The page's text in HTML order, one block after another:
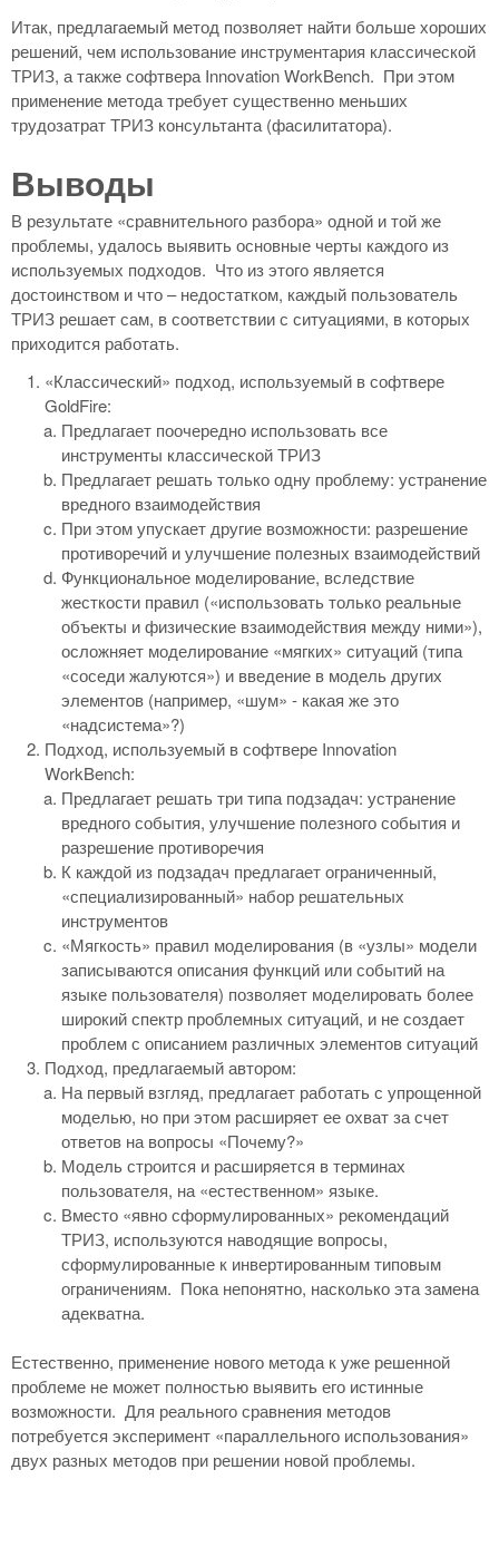
Итак, предлагаемый метод позволяет найти больше хороших
решений, чем использование инструментария классической
ТРИЗ, а также софтвера Innovation WorkBench. При этом
применение метода требует существенно меньших
трудозатрат ТРИЗ консультанта (фасилитатора).
Выводы
В результате «сравнительного разбора» одной и той же
проблемы, удалось выявить основные черты каждого из
используемых подходов. Что из этого является
достоинством и что – недостатком, каждый пользователь
ТРИЗ решает сам, в соответствии с ситуациями, в которых
приходится работать.
«Классический» подход, используемый в софтвере
GoldFire:
Предлагает поочередно использовать все
инструменты классической ТРИЗ
Предлагает решать только одну проблему: устранение
вредного взаимодействия
При этом упускает другие возможности: разрешение
противоречий и улучшение полезных взаимодействий
Функциональное моделирование, вследствие
жесткости правил («использовать только реальные
объекты и физические взаимодействия между ними»),
осложняет моделирование «мягких» ситуаций (типа
«соседи жалуются») и введение в модель других
элементов (например, «шум» - какая же это
«надсистема»?)
Подход, используемый в софтвере Innovation
WorkBench:
Предлагает решать три типа подзадач: устранение
вредного события, улучшение полезного события и
разрешение противоречия
К каждой из подзадач предлагает ограниченный,
«специализированный» набор решательных
инструментов
«Мягкость» правил моделирования (в «узлы» модели
записываются описания функций или событий на
языке пользователя) позволяет моделировать более
широкий спектр проблемных ситуаций, и не создает
проблем с описанием различных элементов ситуаций
Подход, предлагаемый автором:
На первый взгляд, предлагает работать с упрощенной
моделью, но при этом расширяет ее охват за счет
ответов на вопросы «Почему?»
Модель строится и расширяется в терминах
пользователя, на «естественном» языке.
Вместо «явно сформулированных» рекомендаций
ТРИЗ, используются наводящие вопросы,
сформулированные к инвертированным типовым
ограничениям. Пока непонятно, насколько эта замена
адекватна.
Естественно, применение нового метода к уже решенной
проблеме не может полностью выявить его истинные
возможности. Для реального сравнения методов
потребуется эксперимент «параллельного использования»
двух разных методов при решении новой проблемы.